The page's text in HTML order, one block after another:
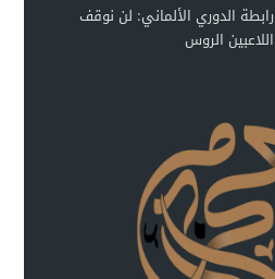
رابطة الدوري الألماني: لن نوقف
اللاعبين الروس